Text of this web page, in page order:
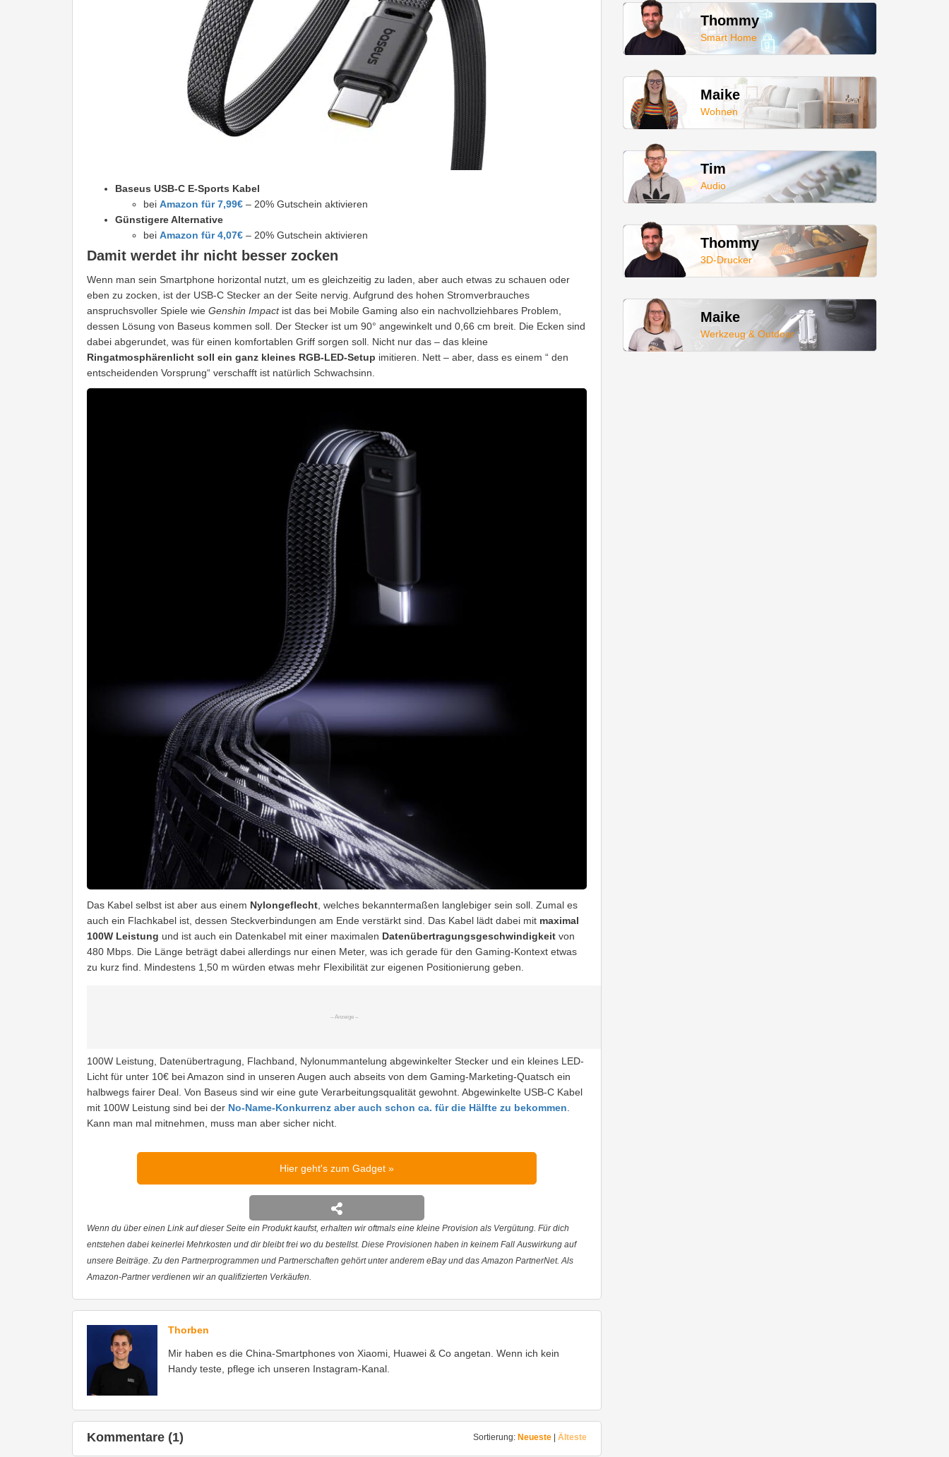
Baseus USB-C E-Sports Kabel
bei Amazon für 7,99€ – 20% Gutschein aktivieren
Günstigere Alternative
bei Amazon für 4,07€ – 20% Gutschein aktivieren
Damit werdet ihr nicht besser zocken
Wenn man sein Smartphone horizontal nutzt, um es gleichzeitig zu laden, aber auch etwas zu schauen oder
eben zu zocken, ist der USB-C Stecker an der Seite nervig. Aufgrund des hohen Stromverbrauches
anspruchsvoller Spiele wie Genshin Impactist das bei Mobile Gaming also ein nachvollziehbares Problem,
dessen Lösung von Baseus kommen soll. Der Stecker ist um 90° angewinkelt und 0,66 cm breit. Die Ecken sind
dabei abgerundet, was für einen komfortablen Griff sorgen soll. Nicht nur das – das kleine
Ringatmosphärenlicht soll ein ganz kleines RGB-LED-Setup imitieren. Nett – aber, dass es einem “ den
entscheidenden Vorsprung“ verschafft ist natürlich Schwachsinn.
Das Kabel selbst ist aber aus einem Nylongeflecht, welches bekanntermaßen langlebiger sein soll. Zumal es
auch ein Flachkabel ist, dessen Steckverbindungen am Ende verstärkt sind. Das Kabel lädt dabei mit maximal
100W Leistung und ist auch ein Datenkabel mit einer maximalen Datenübertragungsgeschwindigkeit von
480 Mbps. Die Länge beträgt dabei allerdings nur einen Meter, was ich gerade für den Gaming-Kontext etwas
zu kurz find. Mindestens 1,50 m würden etwas mehr Flexibilität zur eigenen Positionierung geben.
100W Leistung, Datenübertragung, Flachband, Nylonummantelung abgewinkelter Stecker und ein kleines LED-
Licht für unter 10€ bei Amazon sind in unseren Augen auch abseits von dem Gaming-Marketing-Quatsch ein
halbwegs fairer Deal. Von Baseus sind wir eine gute Verarbeitungsqualität gewohnt. Abgewinkelte USB-C Kabel
mit 100W Leistung sind bei der No-Name-Konkurrenz aber auch schon ca. für die Hälfte zu bekommen.
Kann man mal mitnehmen, muss man aber sicher nicht.
Hier geht's zum Gadget
Wenn du über einen Link auf dieser Seite ein Produkt kaufst, erhalten wir oftmals eine kleine Provision als Vergütung. Für dich
entstehen dabei keinerlei Mehrkosten und dir bleibt frei wo du bestellst. Diese Provisionen haben in keinem Fall Auswirkung auf
unsere Beiträge. Zu den Partnerprogrammen und Partnerschaften gehört unter anderem eBay und das Amazon PartnerNet. Als
Amazon-Partner verdienen wir an qualifizierten Verkäufen.
Thorben
Mir haben es die China-Smartphones von Xiaomi, Huawei & Co angetan. Wenn ich kein
Handy teste, pflege ich unseren Instagram-Kanal.
Sortierung: Neueste Älteste
Kommentare (1)
Thommy
Smart Home
Maike
Wohnen
Tim
Audio
Thommy
3D-Drucker
Maike
Werkzeug & Outdoor